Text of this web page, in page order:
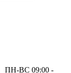
ПН-ВС 09:00 -